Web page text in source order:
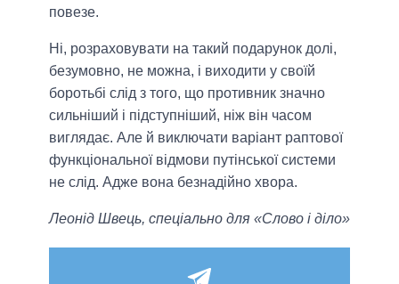
повезе.
Ні, розраховувати на такий подарунок долі,
безумовно, не можна, і виходити у своїй
боротьбі слід з того, що противник значно
сильніший і підступніший, ніж він часом
виглядає. Але й виключати варіант раптової
функціональної відмови путінської системи
не слід. Адже вона безнадійно хвора.
Леонід Швець, спеціально для «Слово і діло»